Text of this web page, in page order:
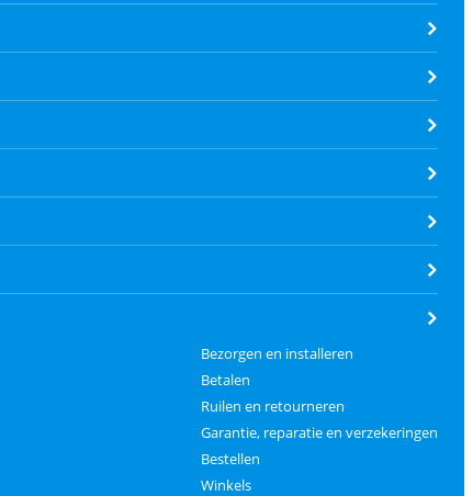
Bezorgen en installeren
Betalen
Ruilen en retourneren
Garantie, reparatie en verzekeringen
Bestellen
Winkels